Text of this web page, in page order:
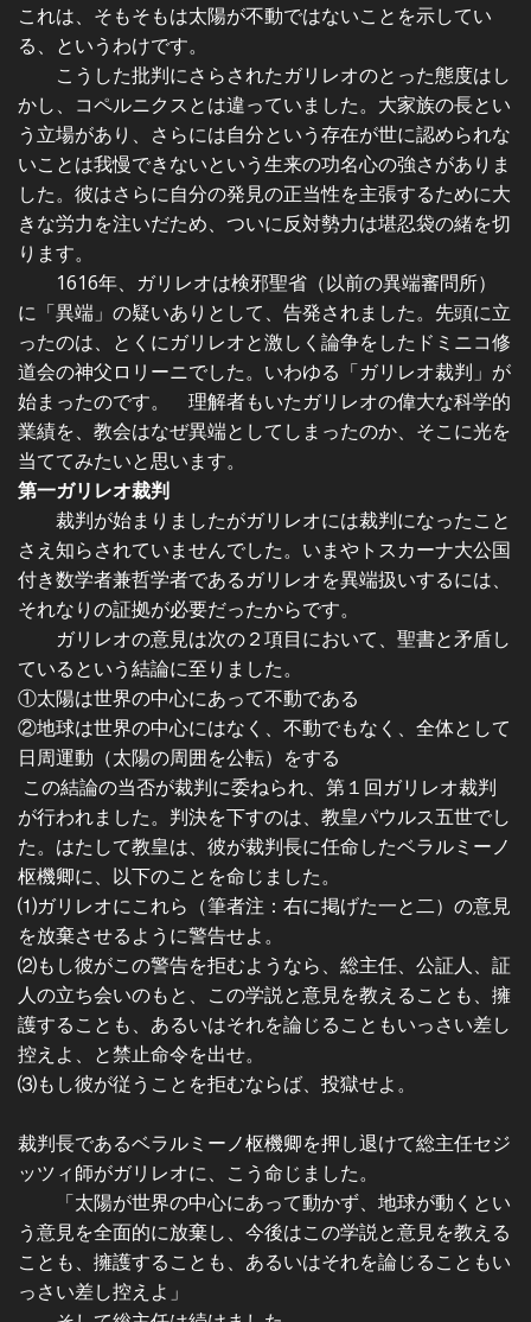
これは、そもそもは太陽が不動ではないことを示してい
る、というわけです。
こうした批判にさらされたガリレオのとった態度はし
かし、コペルニクスとは違っていました。大家族の長とい
う立場があり、さらには自分という存在が世に認められな
いことは我慢できないという生来の功名心の強さがありま
した。彼はさらに自分の発見の正当性を主張するために大
きな労力を注いだため、ついに反対勢力は堪忍袋の緒を切
ります。
1616年、ガリレオは検邪聖省（以前の異端審問所）
に「異端」の疑いありとして、告発されました。先頭に立
ったのは、とくにガリレオと激しく論争をしたドミニコ修
道会の神父ロリーニでした。いわゆる「ガリレオ裁判」が
始まったのです。 理解者もいたガリレオの偉大な科学的
業績を、教会はなぜ異端としてしまったのか、そこに光を
当ててみたいと思います。
第一ガリレオ裁判
裁判が始まりましたがガリレオには裁判になったこと
さえ知らされていませんでした。いまやトスカーナ大公国
付き数学者兼哲学者であるガリレオを異端扱いするには、
それなりの証拠が必要だったからです。
ガリレオの意見は次の２項目において、聖書と矛盾し
ているという結論に至りました。
①太陽は世界の中心にあって不動である
②地球は世界の中心にはなく、不動でもなく、全体として
日周運動（太陽の周囲を公転）をする
この結論の当否が裁判に委ねられ、第１回ガリレオ裁判
が行われました。判決を下すのは、教皇パウルス五世でし
た。はたして教皇は、彼が裁判長に任命したベラルミーノ
枢機卿に、以下のことを命じました。
⑴ガリレオにこれら（筆者注：右に掲げた一と二）の意見
を放棄させるように警告せよ。
⑵もし彼がこの警告を拒むようなら、総主任、公証人、証
人の立ち会いのもと、この学説と意見を教えることも、擁
護することも、あるいはそれを論じることもいっさい差し
控えよ、と禁止命令を出せ。
⑶もし彼が従うことを拒むならば、投獄せよ。
裁判長であるベラルミーノ枢機卿を押し退けて総主任セジ
ッツィ師がガリレオに、こう命じました。
「太陽が世界の中心にあって動かず、地球が動くとい
う意見を全面的に放棄し、今後はこの学説と意見を教える
ことも、擁護することも、あるいはそれを論じることもい
っさい差し控えよ」